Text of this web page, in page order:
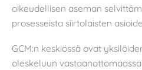
oikeudellisen aseman
prosesseista siirtolaisten
GCM:n keskiössä ovat
oleskeluun